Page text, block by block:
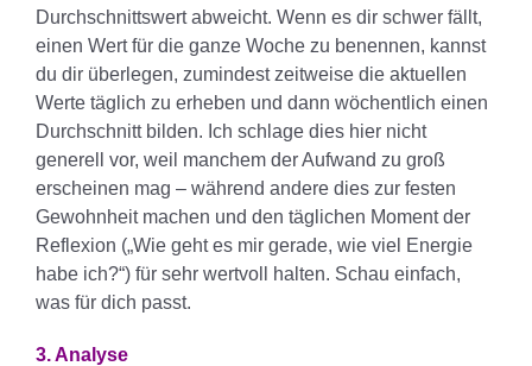
Durchschnittswert abweicht. Wenn es dir schwer fällt,
einen Wert für die ganze Woche zu benennen, kannst
du dir überlegen, zumindest zeitweise die aktuellen
Werte täglich zu erheben und dann wöchentlich einen
Durchschnitt bilden. Ich schlage dies hier nicht
generell vor, weil manchem der Aufwand zu groß
erscheinen mag – während andere dies zur festen
Gewohnheit machen und den täglichen Moment der
Reflexion („Wie geht es mir gerade, wie viel Energie
habe ich?“) für sehr wertvoll halten. Schau einfach,
was für dich passt.
3. Analyse